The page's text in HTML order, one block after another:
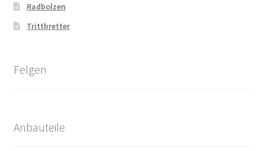
Radbolzen
Trittbretter
Felgen
Anbauteile